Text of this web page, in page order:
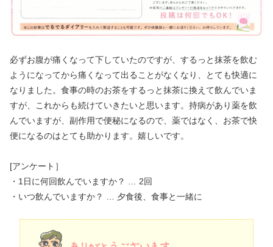
必ずお腹が痛くなって下していたのですが、するっと抹茶を飲む
ようになってから痛くなって出ることがなくなり、とても快適に
なりました。食事の時のお茶をするっと抹茶に換えて飲んでいま
すが、これからも続けていきたいと思います。持病があり薬を飲
んでいますが、副作用で便秘になるので、薬ではなく、お茶で快
便になるのはとても助かります。嬉しいです。
[アンケート］
・1日に何回飲んでいますか？ … 2回
・いつ飲んでいますか？ … 夕食後、食事と一緒に